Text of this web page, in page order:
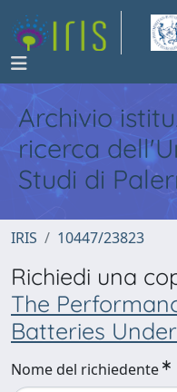
Archivio
ricerca
Studi di
IRIS 10447/23823
Richiedi una
The
Batteries
Nome del richiedente